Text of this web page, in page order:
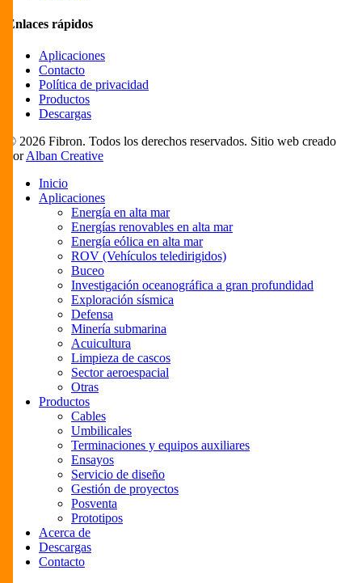
Enlaces rápidos
Aplicaciones
Contacto
Política de privacidad
Productos
Descargas
© 2026 Fibron. Todos los derechos reservados. Sitio web creado
porAlban Creative
Close
Menu
Inicio
Aplicaciones
Energía en alta mar
Energías renovables en alta mar
Energía eólica en alta mar
ROV (Vehículos teledirigidos)
Buceo
Investigación oceanográfica a gran profundidad
Exploración sísmica
Defensa
Minería submarina
Acuicultura
Limpieza de cascos
Sector aeroespacial
Otras
Productos
Cables
Umbilicales
Terminaciones y equipos auxiliares
Ensayos
Servicio de diseño
Gestión de proyectos
Posventa
Prototipos
Acerca de
Descargas
Contacto